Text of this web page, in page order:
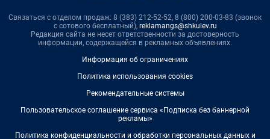
Связаться с отделом продаж: 8 (383) 212-52-52, 8 (800) 200-03-83 (звонок
с сотового бесплатный), reklamangs@shkulev.ru
Редакция сайта не несет ответственности за достоверность
информации, содержащейся в рекламных объявлениях.
Информация об ограничениях
Политика использования cookies
Рекомендательные системы
Пользовательское соглашение сервиса «Подписка без баннерной
рекламы»
Политика конфиденциальности и обработки персональных данных и